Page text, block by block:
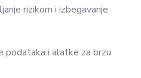
rizikom i izbegavanje
podataka i alatke za brzu